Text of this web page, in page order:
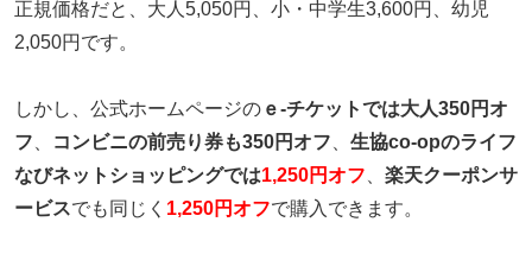
正規価格だと、大人5,050円、小・中学生3,600円、幼児
2,050円です。
しかし、公式ホームページの ｅ-チケットでは大人350円オ
フ
コンビニの前売り券も350円オフ
生協co-opのライフ
なびネットショッピングでは1,250円オフ
楽天クーポンサ
ービスでも同じく 1,250円オフで購入できます。